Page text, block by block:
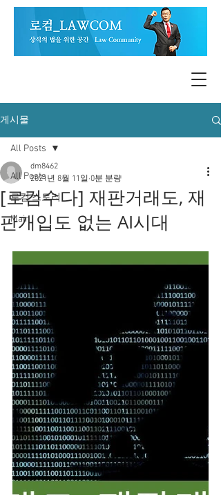
게시물
All Posts
로컴 스토리
Main
All Posts
[로컴수다] 재판거래도, 재
판개입도 없는 AI시대
dm8462
2021년 8월 11일 0분 분량